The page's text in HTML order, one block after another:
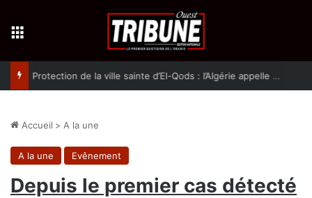
Protection de la ville sainte d’El-Qods : l’Algérie appelle à une action collective
Accueil > A la une
A la une Evênement
Depuis le premier cas détecté